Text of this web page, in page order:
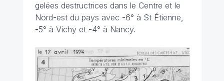
gelées destructrices dans le Centre et le
Nord-est du pays avec -6° à St Étienne,
-5° à Vichy et -4° à Nancy.